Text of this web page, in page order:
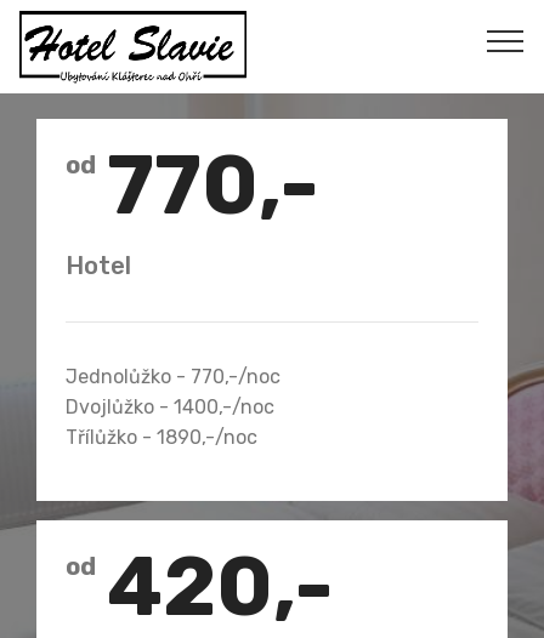
od 770,-
Hotel
Jednolůžko - 770,-/noc
Dvojlůžko - 1400,-/noc
Třílůžko - 1890,-/noc
od 420,-